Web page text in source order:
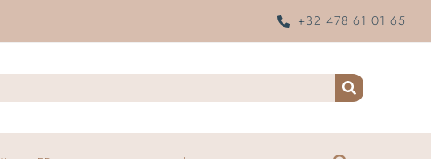
+32 478 61 01 65